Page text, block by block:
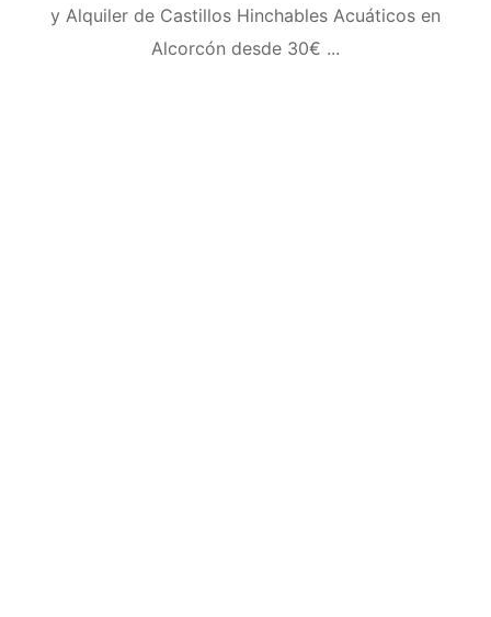
y Alquiler de Castillos Hinchables Acuáticos en
Alcorcón desde 30€ ...